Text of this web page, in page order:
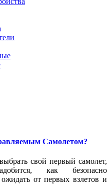
Самолетом?
свой первый самолет,
как безопасно
от первых взлетов и